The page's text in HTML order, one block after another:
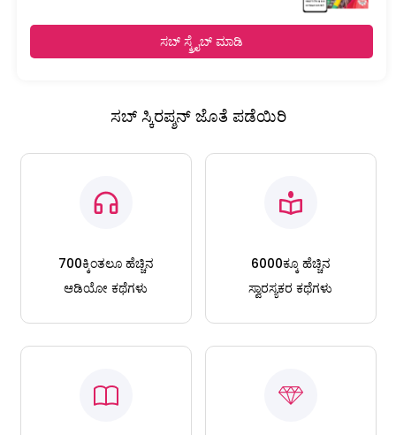
ಸಬ್ ಸ್ಕ್ರೈಬ್ ಮಾಡಿ
ಸಬ್ ಸ್ಕಿರಪ್ಶನ್ ಜೊತೆ ಪಡೆಯಿರಿ
700ಕ್ಕಿಂತಲೂ ಹೆಚ್ಚಿನ
ಆಡಿಯೋ ಕಥೆಗಳು
6000ಕ್ಕೂ ಹೆಚ್ಚಿನ
ಸ್ವಾರಸ್ಯಕರ ಕಥೆಗಳು